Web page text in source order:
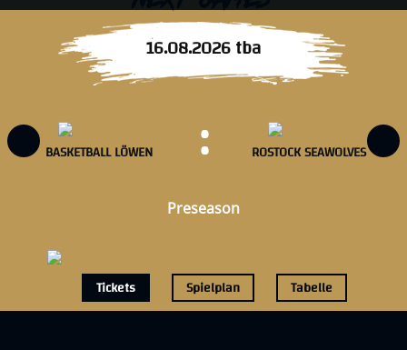
16.08.2026tba
BASKETBALL LÖWEN : ROSTOCK SEAWOLVES
Preseason
Tickets Spielplan Tabelle